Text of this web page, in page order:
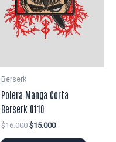
Berserk
Polera Manga Corta
Berserk 0110
$16.000 El
$15.000El